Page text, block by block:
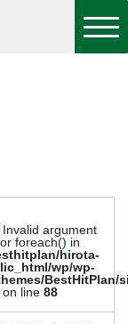
Invalid argument
foreach() in
hirota-
wp/wp-
BestHitPlan/
on line88